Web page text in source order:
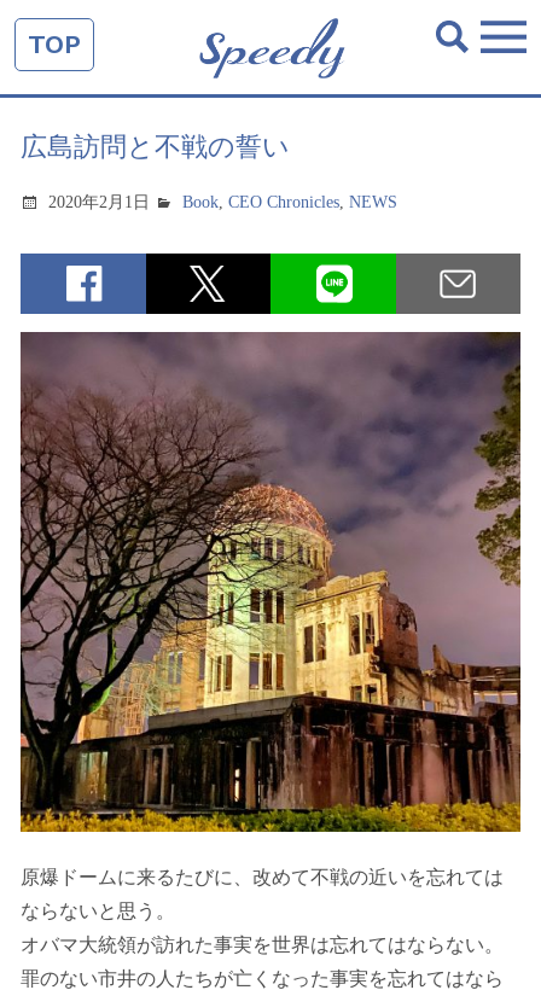
TOP
広島訪問と不戦の誓い
2020年2月1日 Book,CEO Chronicles,NEWS
原爆ドームに来るたびに、改めて不戦の近いを忘れては
ならないと思う。
オバマ大統領が訪れた事実を世界は忘れてはならない。
罪のない市井の人たちが亡くなった事実を忘れてはなら